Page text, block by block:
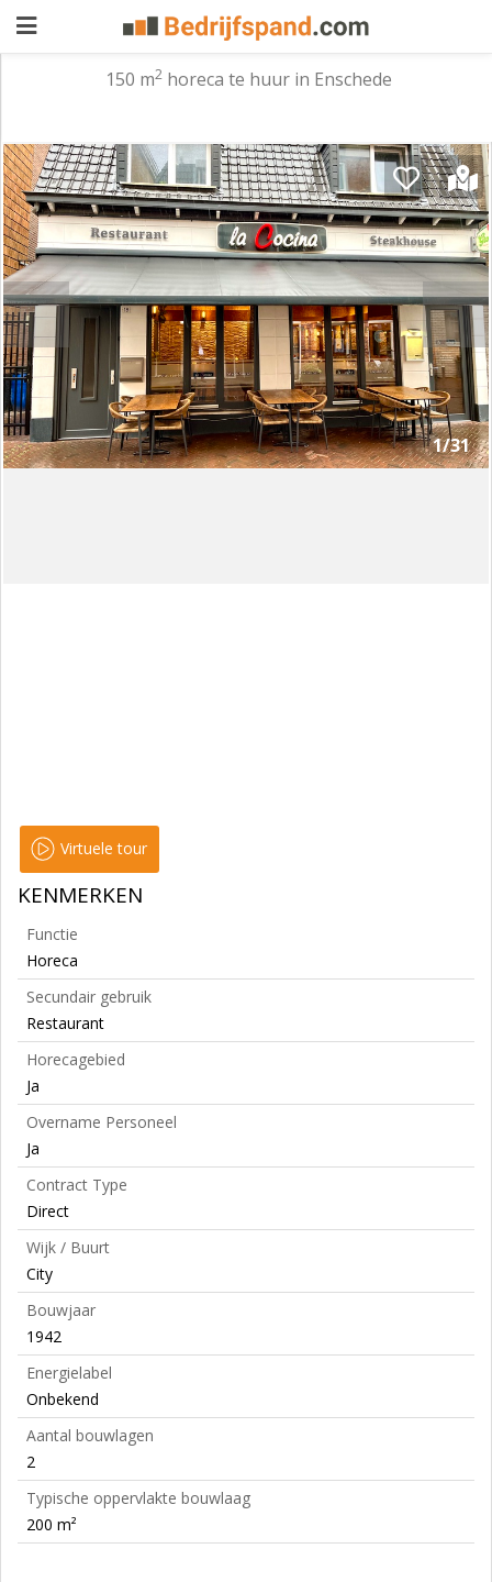
aanbieden
Pand
zoeken
Waarom
adverteren
Premium
adverteren
Blog
Registreren
Login
150 m2horeca te huur in Enschede
1/31
Virtuele tour
KENMERKEN
Functie
Horeca
Secundair gebruik
Restaurant
Horecagebied
Ja
Overname Personeel
Ja
Contract Type
Direct
Wijk / Buurt
City
Bouwjaar
1942
Energielabel
Onbekend
Aantal bouwlagen
2
Typische oppervlakte bouwlaag
200 m²